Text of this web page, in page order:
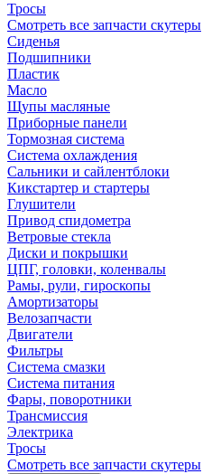
Тросы
Смотреть все запчасти скутеры
Сиденья
Подшипники
Пластик
Масло
Щупы масляные
Приборные панели
Тормозная система
Система охлаждения
Сальники и сайлентблоки
Кикстартер и стартеры
Глушители
Привод спидометра
Ветровые стекла
Диски и покрышки
ЦПГ, головки, коленвалы
Рамы, рули, гироскопы
Амортизаторы
Велозапчасти
Двигатели
Фильтры
Система смазки
Система питания
Фары, поворотники
Трансмиссия
Электрика
Тросы
Смотреть все запчасти скутеры